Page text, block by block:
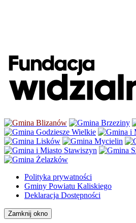
Polityka prywatności
Gminy Powiatu Kaliskiego
Deklaracja Dostępności
Zamknij okno